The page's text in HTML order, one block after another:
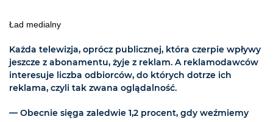
Ład medialny
Każda telewizja, oprócz publicznej, która czerpie wpływy
jeszcze z abonamentu, żyje z reklam. A reklamodawców
interesuje liczba odbiorców, do których dotrze ich
reklama, czyli tak zwana oglądalność.
— Obecnie sięga zaledwie 1,2 procent, gdy weźmiemy